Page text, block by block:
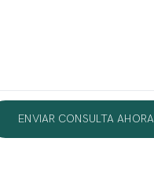
ENVIAR CONSULTA AHORA